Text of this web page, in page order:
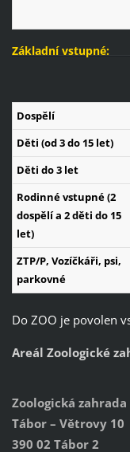
Základní vstupné:
Dospělí
Děti (od 3 do 15 let)
Děti do 3 let
Rodinné vstupné (2
dospělí a 2 děti do 15
let)
ZTP/P, Vozíčkáři, psi,
parkovné
Do ZOO je povolen
Areál Zoologické
Zoologická
Tábor – Větrovy 10
390 02 Tábor 2